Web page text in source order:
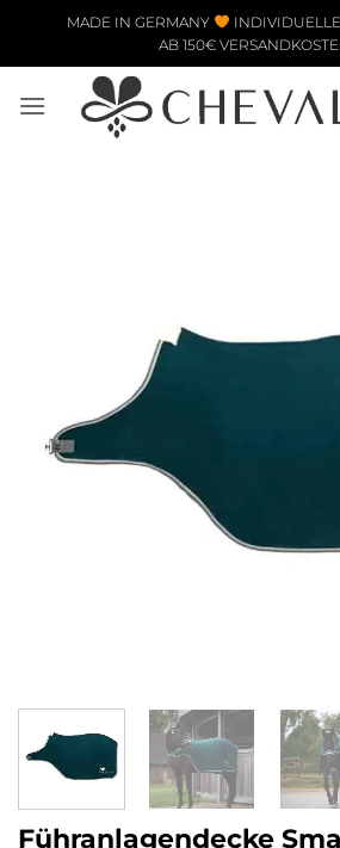
Zum Inhalt springen
MADE IN GERMANY
AB 150€
Führanlagendecke